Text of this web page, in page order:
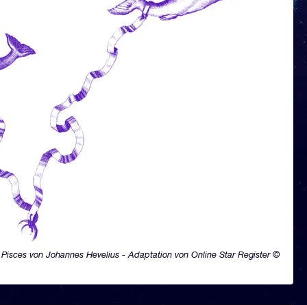
Pisces von Johannes Hevelius - Adaptation von Online Star Register ©